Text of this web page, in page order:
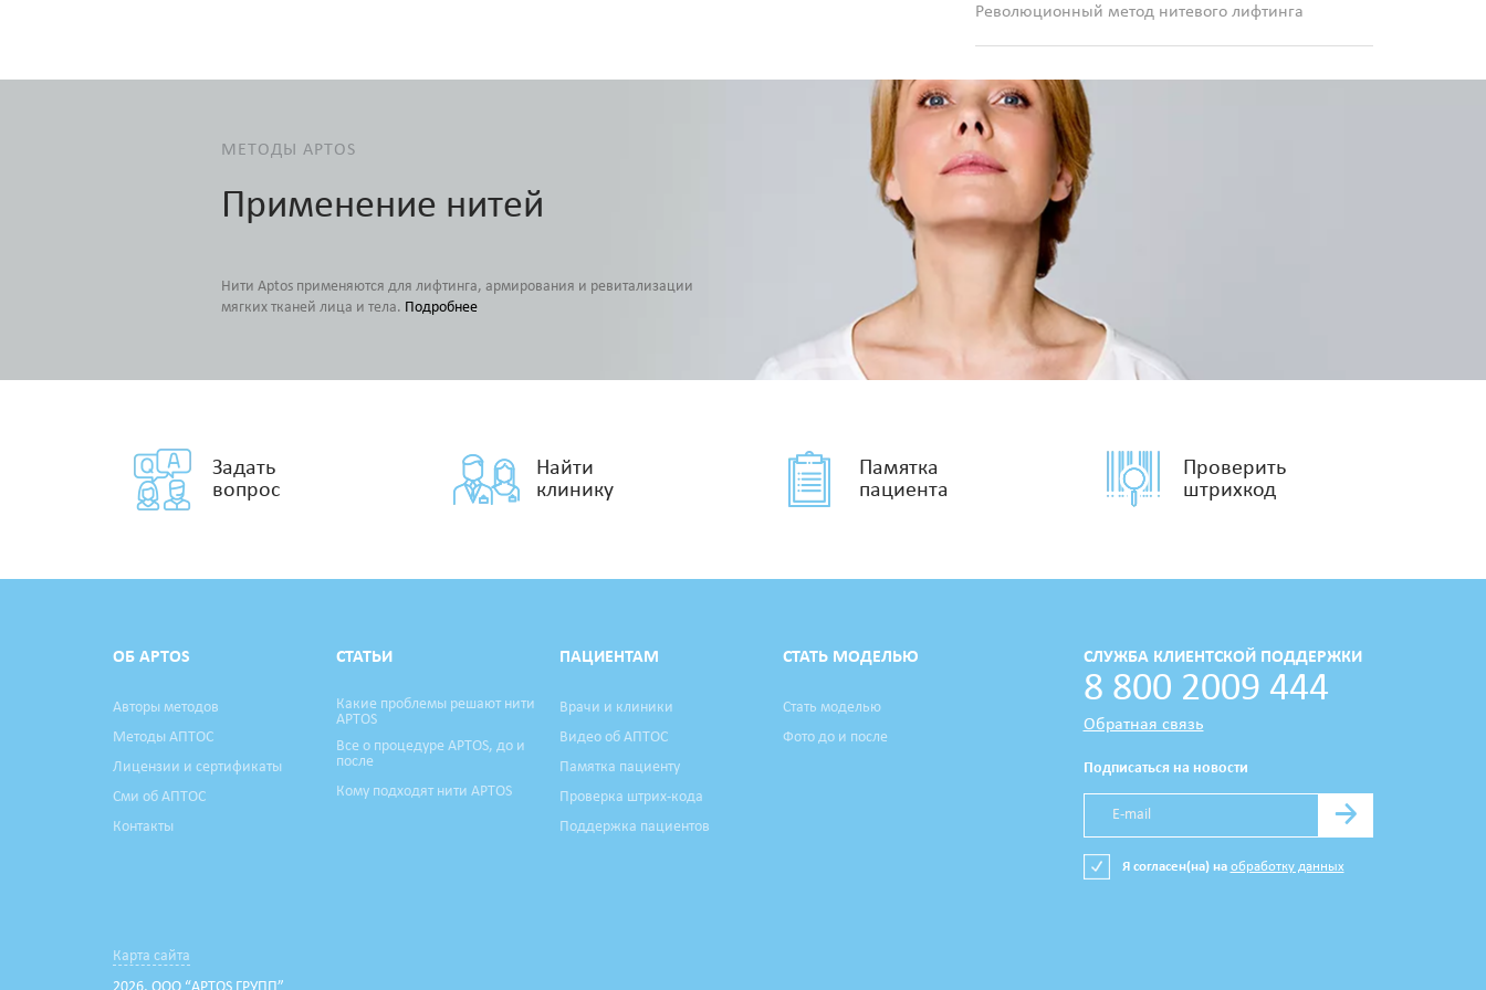
Революционный метод нитевого лифтинга
МЕТОДЫ APTOS
Применение нитей
Нити Aptos применяются для лифтинга, армирования и ревитализации
мягких тканей лица и тела. Подробнее
Задать
вопрос
Найти
клинику
Памятка
пациента
Проверить
штрихкод
ОБ APTOS
Авторы методов
Методы АПТОС
Лицензии и сертификаты
Сми об АПТОС
Контакты
СТАТЬИ
Какие проблемы решают нити
APTOS
Все о процедуре APTOS, до и
после
Кому подходят нити APTOS
ПАЦИЕНТАМ
Врачи и клиники
Видео об АПТОС
Памятка пациенту
Проверка штрих-кода
Поддержка пациентов
СТАТЬ МОДЕЛЬЮ
Стать моделью
Фото до и после
Карта сайта
СЛУЖБА КЛИЕНТСКОЙ ПОДДЕРЖКИ
8 800 2009 444
Обратная связь
Подписаться на новости
→
Я согласен(на) на обработку данных